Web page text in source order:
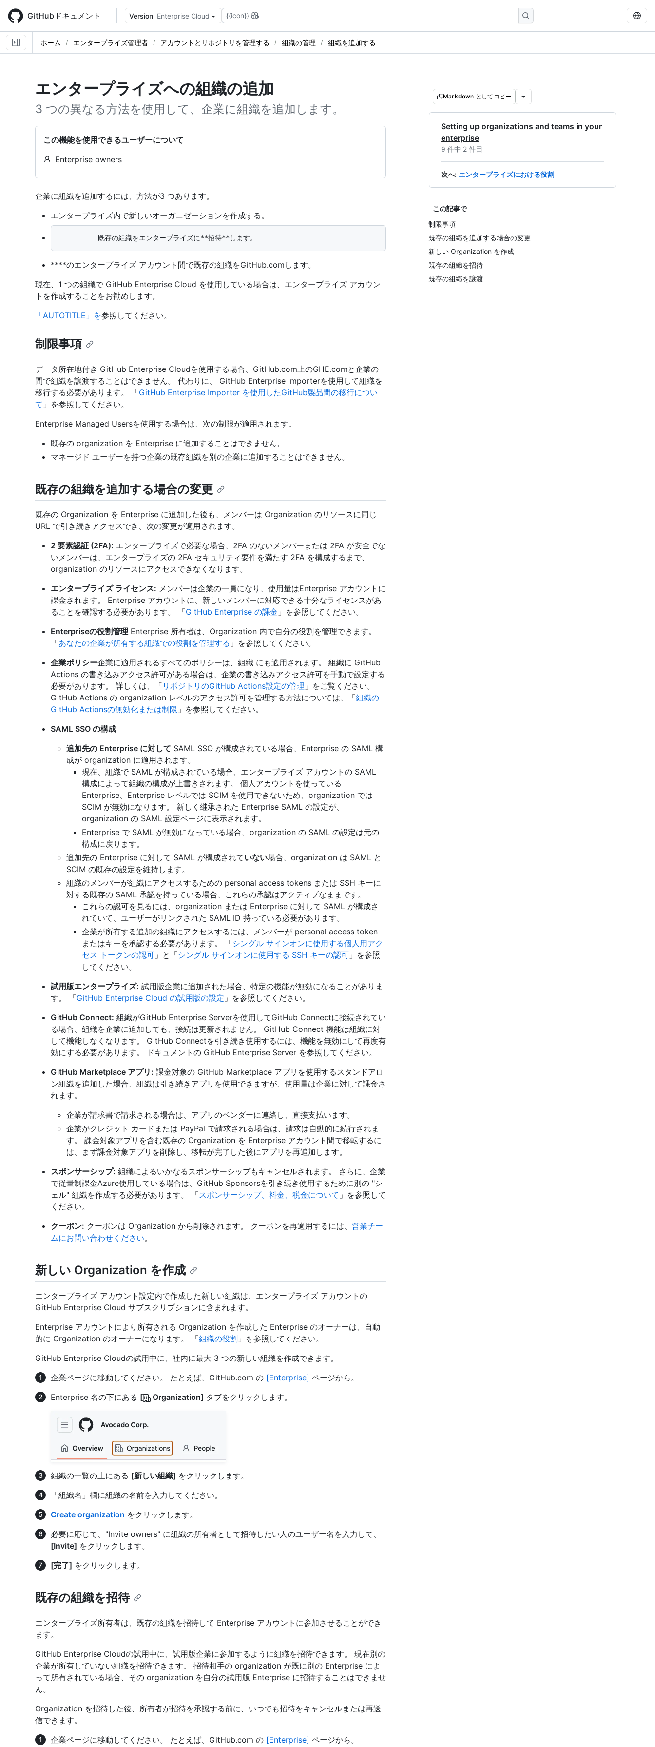
main
content
GitHubドキュメント Version: Enterprise Cloud {{icon}}
ホーム エンタープライズ管理者 アカウントとリポジトリを管理する 組織の管理 組織を追加する
エンタープライズへの組織の追加
3 つの異なる方法を使用して、企業に組織を追加します。
この機能を使用できるユーザーについて
Enterprise owners
Markdown としてコピー
Setting up organizations and teams in your
enterprise
9 件中 2 件目
次へ: エンタープライズにおける役割
この記事で
制限事項
既存の組織を追加する場合の変更
新しい Organization を作成
既存の組織を招待
既存の組織を譲渡
企業に組織を追加するには、方法が3 つあります。
エンタープライズ内で新しいオーガニゼーションを作成する。
****のエンタープライズ アカウント間で既存の組織をGitHub.comします。
現在、1 つの組織で GitHub Enterprise Cloud を使用している場合は、エンタープライズ アカウン
トを作成することをお勧めします。
「AUTOTITLE」を参照してください。
制限事項
データ所在地付き GitHub Enterprise Cloudを使用する場合、GitHub.com上のGHE.comと企業の
間で組織を譲渡することはできません。 代わりに、 GitHub Enterprise Importerを使用して組織を
移行する必要があります。 「GitHub Enterprise Importer を使用したGitHub製品間の移行につい
て 」を参照してください。
Enterprise Managed Usersを使用する場合は、次の制限が適用されます。
既存の organization を Enterprise に追加することはできません。
マネージド ユーザーを持つ企業の既存組織を別の企業に追加することはできません。
既存の組織を追加する場合の変更
既存の Organization を Enterprise に追加した後も、メンバーは Organization のリソースに同じ
URL で引き続きアクセスでき、次の変更が適用されます。
2 要素認証 (2FA): エンタープライズで必要な場合、2FA のないメンバーまたは 2FA が安全でな
いメンバーは、エンタープライズの 2FA セキュリティ要件を満たす 2FA を構成するまで、
organization のリソースにアクセスできなくなります。
エンタープライズ ライセンス: メンバーは企業の一員になり、使用量はEnterprise アカウントに
課金されます。 Enterprise アカウントに、新しいメンバーに対応できる十分なライセンスがあ
ることを確認する必要があります。 「GitHub Enterprise の課金 」を参照してください。
Enterpriseの役割管理 Enterprise 所有者は、Organization 内で自分の役割を管理できます。
「あなたの企業が所有する組織での役割を管理する 」を参照してください。
企業ポリシー企業に適用されるすべてのポリシーは、組織 にも適用されます。 組織に GitHub
Actions の書き込みアクセス許可がある場合は、企業の書き込みアクセス許可を手動で設定する
必要があります。 詳しくは、「 リポジトリのGitHub Actions設定の管理 」をご覧ください。
GitHub Actions の organization レベルのアクセス許可を管理する方法については、「組織の
GitHub Actionsの無効化または制限 」を参照してください。
SAML SSO の構成
追加先の Enterprise に対して SAML SSO が構成されている場合、Enterprise の SAML 構
成が organization に適用されます。
現在、組織で SAML が構成されている場合、エンタープライズ アカウントの SAML
構成によって組織の構成が上書きされます。 個人アカウントを使っている
Enterprise、Enterprise レベルでは SCIM を使用できないため、organization では
SCIM が無効になります。 新しく継承された Enterprise SAML の設定が、
organization の SAML 設定ページに表示されます。
Enterprise で SAML が無効になっている場合、organization の SAML の設定は元の
構成に戻ります。
追加先の Enterprise に対して SAML が構成されていない場合、organization は SAML と
SCIM の既存の設定を維持します。
組織のメンバーが組織にアクセスするための personal access tokens または SSH キーに
対する既存の SAML 承認を持っている場合、これらの承認はアクティブなままです。
これらの認可を見るには、organization または Enterprise に対して SAML が構成さ
れていて、ユーザーがリンクされた SAML ID 持っている必要があります。
企業が所有する追加の組織にアクセスするには、メンバーが personal access token
またはキーを承認する必要があります。 「シングル サインオンに使用する個人用アク
セス トークンの認可 」と「シングル サインオンに使用する SSH キーの認可 」を参照
してください。
試用版エンタープライズ: 試用版企業に追加された場合、特定の機能が無効になることがありま
す。 「GitHub Enterprise Cloud の試用版の設定 」を参照してください。
GitHub Connect: 組織がGitHub Enterprise Serverを使用してGitHub Connectに接続されてい
る場合、組織を企業に追加しても、接続は更新されません。 GitHub Connect 機能は組織に対
して機能しなくなります。 GitHub Connectを引き続き使用するには、機能を無効にして再度有
効にする必要があります。
ドキュメントの GitHub Enterprise Server を参照してください。
GitHub Marketplace アプリ: 課金対象の GitHub Marketplace アプリを使用するスタンドアロ
ン組織を追加した場合、組織は引き続きアプリを使用できますが、使用量は企業に対して課金さ
れます。
企業が請求書で請求される場合は、アプリのベンダーに連絡し、直接支払います。
企業がクレジット カードまたは PayPal で請求される場合は、請求は自動的に続行されま
す。 課金対象アプリを含む既存の Organization を Enterprise アカウント間で移転するに
は、まず課金対象アプリを削除し、移転が完了した後にアプリを再追加します。
スポンサーシップ: 組織によるいかなるスポンサーシップもキャンセルされます。 さらに、企業
で従量制課金Azure使用している場合は、GitHub Sponsorsを引き続き使用するために別の "シ
ェル" 組織を作成する必要があります。 「スポンサーシップ、料金、税金について 」を参照して
ください。
クーポン: クーポンは Organization から削除されます。 クーポンを再適用するには、 営業チー
ムにお問い合わせください。
新しい Organization を作成
エンタープライズ アカウント設定内で作成した新しい組織は、エンタープライズ アカウントの
GitHub Enterprise Cloud サブスクリプションに含まれます。
Enterprise アカウントにより所有される Organization を作成した Enterprise のオーナーは、自動
的に Organization のオーナーになります。 「組織の役割 」を参照してください。
GitHub Enterprise Cloudの試用中に、社内に最大 3 つの新しい組織を作成できます。
企業ページに移動してください。 たとえば、GitHub.com の [Enterprise] ページから。
Enterprise 名の下にある [ Organization] タブをクリックします。
組織の一覧の上にある [新しい組織] をクリックします。
「組織名」欄に組織の名前を入力してください。
Create organization をクリックします。
必要に応じて、"Invite owners" に組織の所有者として招待したい人のユーザー名を入力して、
[Invite] をクリックします。
[完了] をクリックします。
既存の組織を招待
エンタープライズ所有者は、既存の組織を招待して Enterprise アカウントに参加させることができ
ます。
GitHub Enterprise Cloudの試用中に、試用版企業に参加するように組織を招待できます。 現在別の
企業が所有していない組織を招待できます。 招待相手の organization が既に別の Enterprise によ
って所有されている場合、その organization を自分の試用版 Enterprise に招待することはできませ
ん。
Organization を招待した後、所有者が招待を承認する前に、いつでも招待をキャンセルまたは再送
信できます。
企業ページに移動してください。 たとえば、GitHub.com の [Enterprise] ページから。